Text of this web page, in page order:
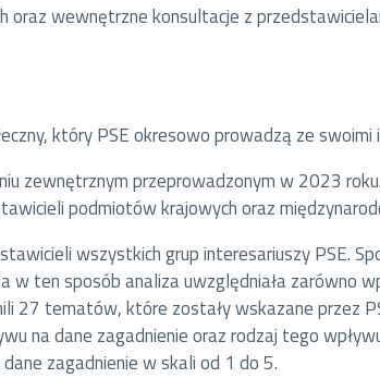
wewnętrzne konsultacje z
który PSE okresowo prowadzą ze
zewnętrznym przeprowadzonym w 2023
podmiotów krajowych oraz
wszystkich grup interesariuszy PSE.
ten sposób analiza uwzględniała zarówno
27 tematów, które zostały wskazane przez
na dane zagadnienie oraz rodzaj tego
zagadnienie w skali od 1 do 5.